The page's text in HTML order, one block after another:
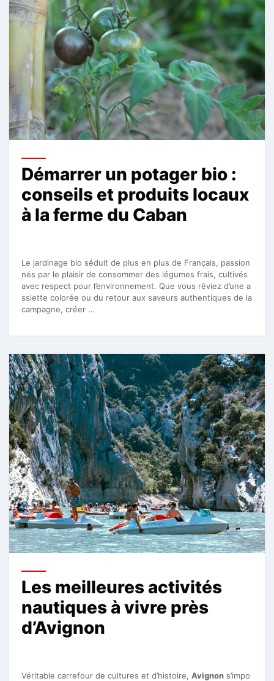
Démarrer un potager bio :
conseils et produits locaux
à la ferme du Caban
Le jardinage bio séduit de plus en plus de Français, passion
nés par le plaisir de consommer des légumes frais, cultivés
avec respect pour l’environnement. Que vous rêviez d’une a
ssiette colorée ou du retour aux saveurs authentiques de la
campagne, créer …
Les meilleures activités
nautiques à vivre près
d’Avignon
Véritable carrefour de cultures et d’histoire, Avignon s’impo